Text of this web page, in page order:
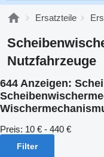
Ersatzteile
Nutzfahrzeuge
644 Anzeigen:
Preis: 10 € - 440 €
Filter